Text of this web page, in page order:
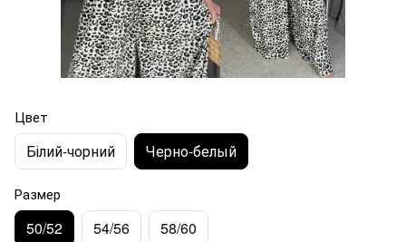
Цвет
Білий-чорний Черно-белый
Размер
50/52 54/56 58/60